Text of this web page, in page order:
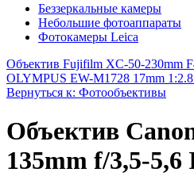
Беззеркальные камеры
Небольшие фотоаппараты
Фотокамеры Leica
Объектив Fujifilm XC-50-230mm
OLYMPUS EW-M1728 17mm
Вернуться к: Фотообъективы
Объектив
135mm f/3,5-5,6